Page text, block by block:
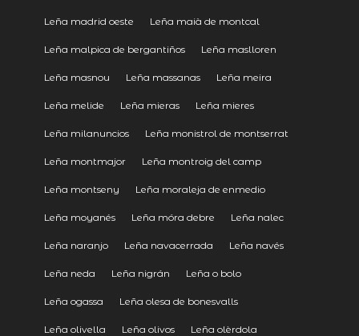
Leña madrid oeste Leña maià de montcal
Leña malpica de bergantiños Leña maslloren
Leña masnou Leña massanas Leña meira
Leña melide Leña mieras Leña mieres
Leña milanuncios Leña monistrol de montserrat
Leña montmajor Leña montroig del camp
Leña montseny Leña moraleja de enmedio
Leña moyanés Leña móra debre Leña nalec
Leña naranjo Leña navacerrada Leña navés
Leña neda Leña nigrán Leña o bolo
Leña ogassa Leña olesa de bonesvalls
Leña olivella Leña olivos Leña olèrdola